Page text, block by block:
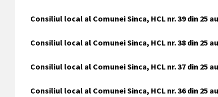
Consiliul local al Comunei Sinca, HCL nr. 39 din 25
Consiliul local al Comunei Sinca, HCL nr. 38 din 25
Consiliul local al Comunei Sinca, HCL nr. 37 din 25
Consiliul local al Comunei Sinca, HCL nr. 36 din 25